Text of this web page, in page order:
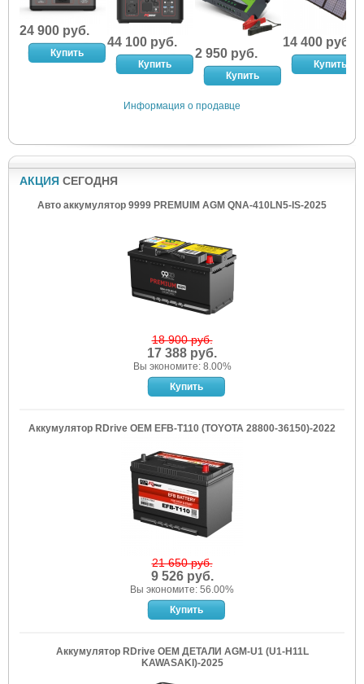
24 900 руб.
44 100 руб.
2 950 руб.
14 400 руб.
Информация о продавце
АКЦИЯ СЕГОДНЯ
Авто аккумулятор 9999 PREMUIM AGM QNA-410LN5-IS-2025
18 900 руб.
17 388 руб.
Вы экономите: 8.00%
Аккумулятор RDrive OEM EFB-T110 (TOYOTA 28800-36150)-2022
21 650 руб.
9 526 руб.
Вы экономите: 56.00%
Аккумулятор RDrive OEM ДЕТАЛИ AGM-U1 (U1-H11L
KAWASAKI)-2025